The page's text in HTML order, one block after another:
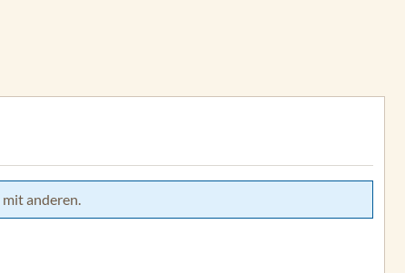
mit anderen.